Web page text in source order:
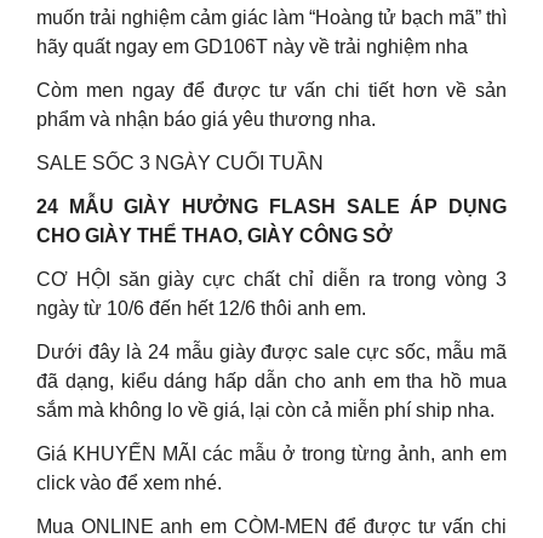
muốn trải nghiệm cảm giác làm “Hoàng tử bạch mã” thì
hãy quất ngay em GD106T này về trải nghiệm nha
Còm men ngay để được tư vấn chi tiết hơn về sản
phẩm và nhận báo giá yêu thương nha.
SALE SỐC 3 NGÀY CUỐI TUẦN
24 MẪU GIÀY HƯỞNG FLASH SALE ÁP DỤNG
CHO GIÀY THỂ THAO, GIÀY CÔNG SỞ
CƠ HỘI săn giày cực chất chỉ diễn ra trong vòng 3
ngày từ 10/6 đến hết 12/6 thôi anh em.
Dưới đây là 24 mẫu giày được sale cực sốc, mẫu mã
đã dạng, kiểu dáng hấp dẫn cho anh em tha hồ mua
sắm mà không lo về giá, lại còn cả miễn phí ship nha.
Giá KHUYẾN MÃI các mẫu ở trong từng ảnh, anh em
click vào để xem nhé.
Mua ONLINE anh em CÒM-MEN để được tư vấn chi